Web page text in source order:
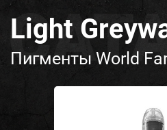
Light
Пигменты World